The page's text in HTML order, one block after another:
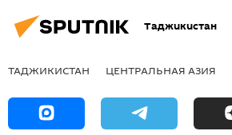
Таджикистан
ТАДЖИКИСТАН ЦЕНТРАЛЬНАЯ АЗИЯ